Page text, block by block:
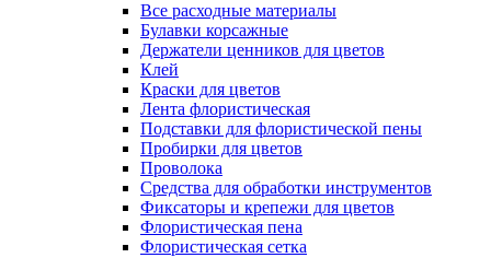
Все расходные материалы
Булавки корсажные
Держатели ценников для цветов
Клей
Краски для цветов
Лента флористическая
Подставки для флористической пены
Пробирки для цветов
Проволока
Средства для обработки инструментов
Фиксаторы и крепежи для цветов
Флористическая пена
Флористическая сетка